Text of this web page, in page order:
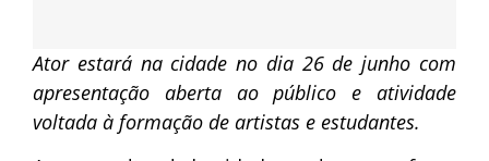
Ator estará na cidade no dia 26 de junho com
apresentação aberta ao público e atividade
voltada à formação de artistas e estudantes.